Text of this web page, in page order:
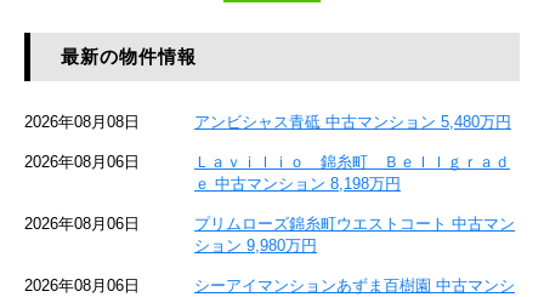
最新の物件情報
2026年08月08日 アンビシャス青砥 中古マンション 5,480万円
2026年08月06日
Ｌａｖｉｌｉｏ 錦糸町 Ｂｅｌｌｇｒａｄ
ｅ 中古マンション 8,198万円
2026年08月06日
プリムローズ錦糸町ウエストコート 中古マン
ション 9,980万円
2026年08月06日
シーアイマンションあずま百樹園 中古マンシ